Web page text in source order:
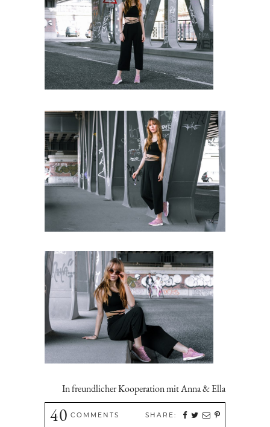
In freundlicher Kooperation mit Anna & Ella
40 COMMENTS SHARE: